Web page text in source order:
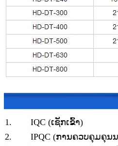
1.
IQC (ເຊັກເຂົ້າ)
2.
IPQC (ການຄວບຄຸມຄຸນ